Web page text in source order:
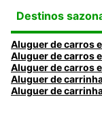
Destinos